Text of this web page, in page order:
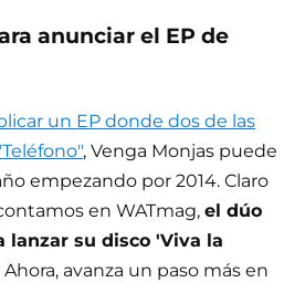
anunciar el EP de
un EP donde dos de las
, Venga Monjas puede
empezando por 2014. Claro
en WATmag, el dúo
lanzar su disco 'Viva la
Ahora, avanza un paso más en